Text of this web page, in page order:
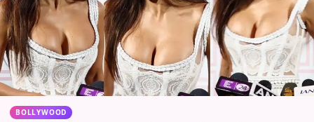
BOLLYWOOD